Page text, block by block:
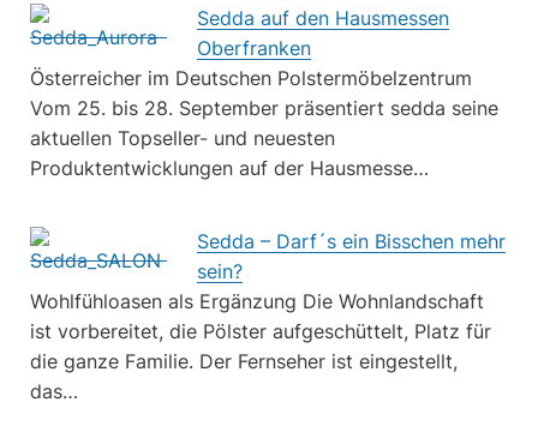
Sedda auf den Hausmessen
Oberfranken
Österreicher im Deutschen Polstermöbelzentrum
Vom 25. bis 28. September präsentiert sedda seine
aktuellen Topseller- und neuesten
Produktentwicklungen auf der Hausmesse…
Sedda – Darf´s ein Bisschen mehr
sein?
Wohlfühloasen als Ergänzung Die Wohnlandschaft
ist vorbereitet, die Pölster aufgeschüttelt, Platz für
die ganze Familie. Der Fernseher ist eingestellt,
das…